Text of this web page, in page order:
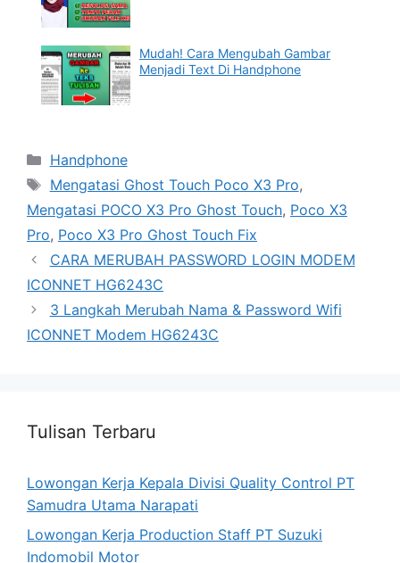
Mudah! Cara Mengubah Gambar
Menjadi Text Di Handphone
Categories
Handphone
Tags
Mengatasi Ghost Touch Poco X3 Pro,
Mengatasi POCO X3 Pro Ghost Touch, Poco X3
Pro, Poco X3 Pro Ghost Touch Fix
CARA MERUBAH PASSWORD LOGIN MODEM
ICONNET HG6243C
3 Langkah Merubah Nama & Password Wifi
ICONNET Modem HG6243C
Tulisan Terbaru
Lowongan Kerja Kepala Divisi Quality Control PT
Samudra Utama Narapati
Lowongan Kerja Production Staff PT Suzuki
Indomobil Motor